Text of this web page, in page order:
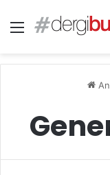
Menü